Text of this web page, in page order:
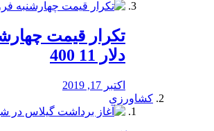
تکرار قیمت
دلار 11 400
اکتبر 17, 2019
کشاورزی